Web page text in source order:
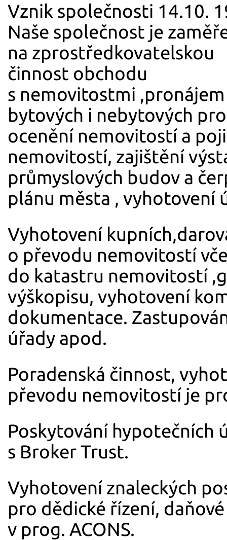
Vznik společnosti 14.10.
Naše společnost je
na zprostředkova­telskou
činnost obchodu
s nemovitostmi ,pronájem
bytových i nebytových
ocenění nemovitostí a
nemovitostí, zajištění
průmyslových budov a
plánu města , vyhotovení
Vyhotovení
o převodu nemovitostí
do katastru nemovitostí
výškopisu, vyhotovení
dokumentace.
úřady apod.
Poradenská činnost,
převodu nemovitostí je
Poskytování hypotečních
s Broker Trust.
Vyhotovení znaleckých
pro dědické řízení,
v prog. ACONS.